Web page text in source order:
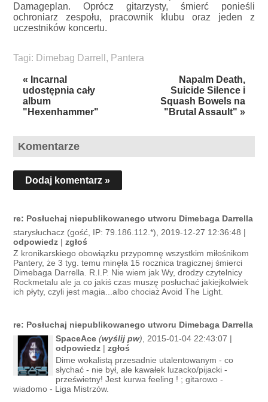
Damageplan. Oprócz gitarzysty, śmierć ponieśli
ochroniarz zespołu, pracownik klubu oraz jeden z
uczestników koncertu.
Tagi: Dimebag Darrell , Pantera
« Incarnal
udostępnia cały
album
"Hexenhammer"
Napalm Death,
Suicide Silence i
Squash Bowels na
"Brutal Assault" »
Komentarze
Dodaj komentarz »
re: Posłuchaj niepublikowanego utworu Dimebaga Darrella
starysłuchacz (gość, IP: 79.186.112.*), 2019-12-27 12:36:48 |
odpowiedz |zgłoś
Z kronikarskiego obowiązku przypomnę wszystkim miłośnikom
Pantery, że 3 tyg. temu minęła 15 rocznica tragicznej śmierci
Dimebaga Darrella. R.I.P. Nie wiem jak Wy, drodzy czytelnicy
Rockmetalu ale ja co jakiś czas muszę posłuchać jakiejkolwiek
ich płyty, czyli jest magia...albo chociaż Avoid The Light.
re: Posłuchaj niepublikowanego utworu Dimebaga Darrella
SpaceAce (wyślij pw) , 2015-01-04 22:43:07 |
odpowiedz| zgłoś
Dime wokalistą przesadnie utalentowanym - co
słychać - nie był, ale kawałek luzacko/pijacki -
prześwietny! Jest kurwa feeling ! ; gitarowo -
wiadomo - Liga Mistrzów.